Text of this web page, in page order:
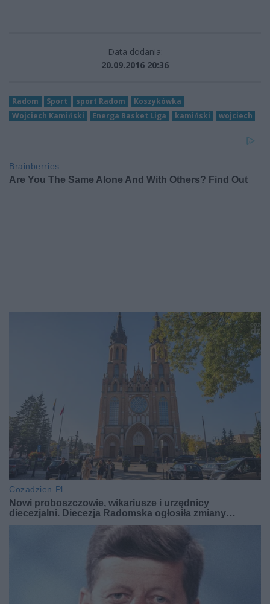
Data dodania:
20.09.2016 20:36
Radom Sport sport Radom
Koszykówka
Wojciech Kamiński
Energa Basket Liga kamiński wojciech